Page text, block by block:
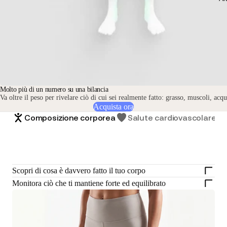
Molto più di un numero su una bilancia
Va oltre il peso per rivelare ciò di cui sei realmente fatto: grasso, muscoli,
Acquista ora
Composizione corporea Salute cardiovascolare
Scopri di cosa è davvero fatto il tuo corpo
Monitora ciò che ti mantiene forte ed equilibrato